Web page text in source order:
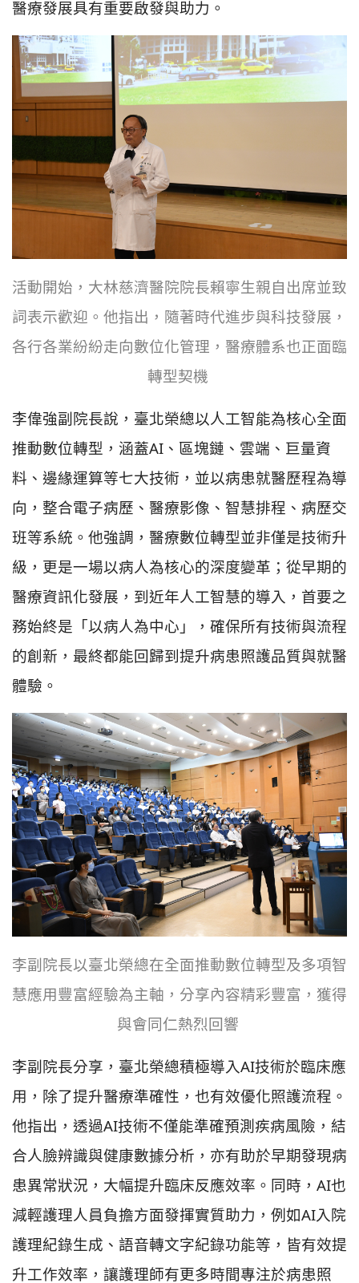
醫療發展具有重要啟發與助力。
活動開始，大林慈濟醫院院長賴寧生親自出席並致
詞表示歡迎。他指出，隨著時代進步與科技發展，
各行各業紛紛走向數位化管理，醫療體系也正面臨
轉型契機
李偉強副院長說，臺北榮總以人工智能為核心全面
推動數位轉型，涵蓋AI、區塊鏈、雲端、巨量資
料、邊緣運算等七大技術，並以病患就醫歷程為導
向，整合電子病歷、醫療影像、智慧排程、病歷交
班等系統。他強調，醫療數位轉型並非僅是技術升
級，更是一場以病人為核心的深度變革；從早期的
醫療資訊化發展，到近年人工智慧的導入，首要之
務始終是「以病人為中心」，確保所有技術與流程
的創新，最終都能回歸到提升病患照護品質與就醫
體驗。
李副院長以臺北榮總在全面推動數位轉型及多項智
慧應用豐富經驗為主軸，分享內容精彩豐富，獲得
與會同仁熱烈回響
李副院長分享，臺北榮總積極導入AI技術於臨床應
用，除了提升醫療準確性，也有效優化照護流程。
他指出，透過AI技術不僅能準確預測疾病風險，結
合人臉辨識與健康數據分析，亦有助於早期發現病
患異常狀況，大幅提升臨床反應效率。同時，AI也
減輕護理人員負擔方面發揮實質助力，例如AI入院
護理紀錄生成、語音轉文字紀錄功能等，皆有效提
升工作效率，讓護理師有更多時間專注於病患照